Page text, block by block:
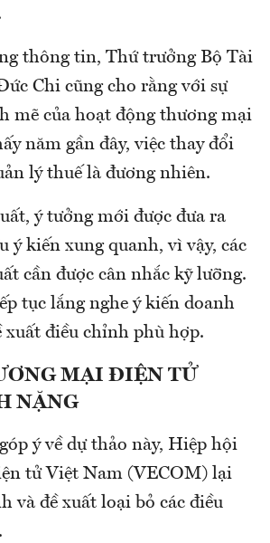
thông tin, Thứ trưởng Bộ Tài
Chi cũng cho rằng với sự
mẽ của hoạt động thương mại
năm gần đây, việc thay đổi
lý thuế là đương nhiên.
ý tưởng mới được đưa ra
ý kiến xung quanh, vì vậy, các
cần được cân nhắc kỹ lưỡng.
tục lắng nghe ý kiến doanh
xuất điều chỉnh phù hợp.
MẠI ĐIỆN TỬ
NẶNG
ý về dự thảo này, Hiệp hội
tử Việt Nam (VECOM) lại
và đề xuất loại bỏ các điều